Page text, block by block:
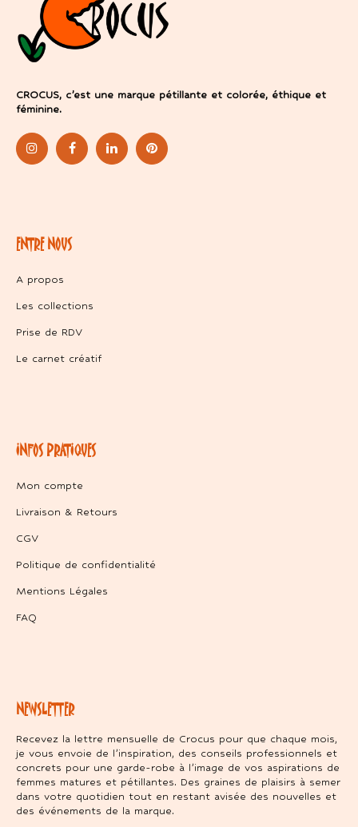
CROCUS, c’est une marque pétillante et colorée, éthique et
féminine.
ENTRE NOUS
A propos
Les collections
Prise de RDV
Le carnet créatif
INFOS PRATIQUES
Mon compte
Livraison & Retours
CGV
Politique de confidentialité
Mentions Légales
FAQ
NEWSLETTER
Recevez la lettre mensuelle de Crocus pour que chaque mois,
je vous envoie de l’inspiration, des conseils professionnels et
concrets pour une garde-robe à l’image de vos aspirations de
femmes matures et pétillantes. Des graines de plaisirs à semer
dans votre quotidien tout en restant avisée des nouvelles et
des événements de la marque.